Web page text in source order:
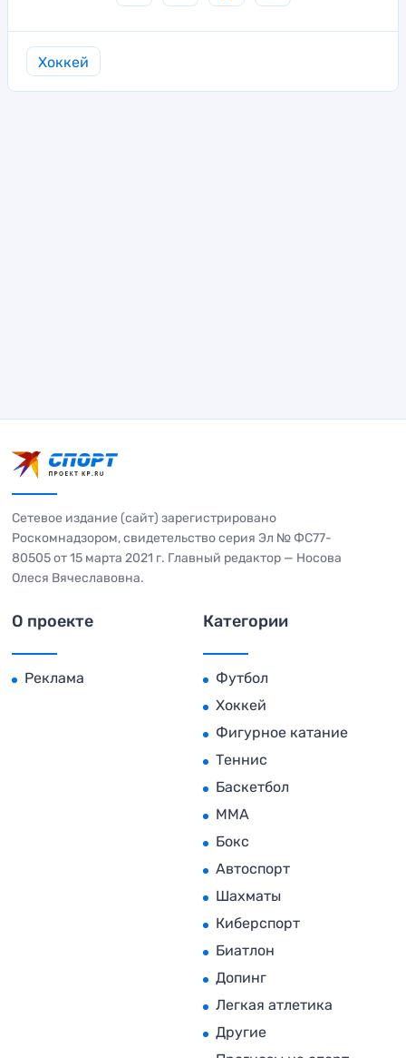
Хоккей
Сетевое издание (сайт) зарегистрировано
Роскомнадзором, свидетельство серия Эл № ФС77-
80505 от 15 марта 2021 г. Главный редактор — Носова
Олеся Вячеславовна.
О проекте
Реклама
Категории
Футбол
Хоккей
Фигурное катание
Теннис
Баскетбол
MMA
Бокс
Автоспорт
Шахматы
Киберспорт
Биатлон
Допинг
Легкая атлетика
Другие